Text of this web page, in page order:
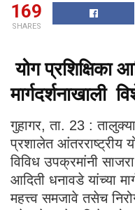
169
SHARES
योग प्रशिक्षिका
मार्गदर्शनाखाली
गुहागर, ता. 23 :
प्रशालेत आंतरराष्ट्रीय
विविध उपक्रमांनी
आदिती धनावडे यांच्या
महत्त्व समजावे तसेच